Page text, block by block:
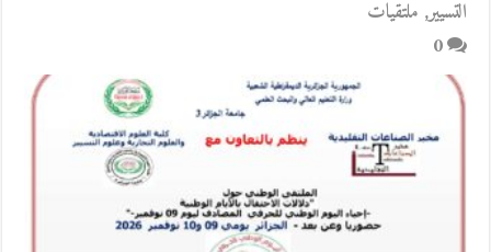
التسيير, ملتقيات
0